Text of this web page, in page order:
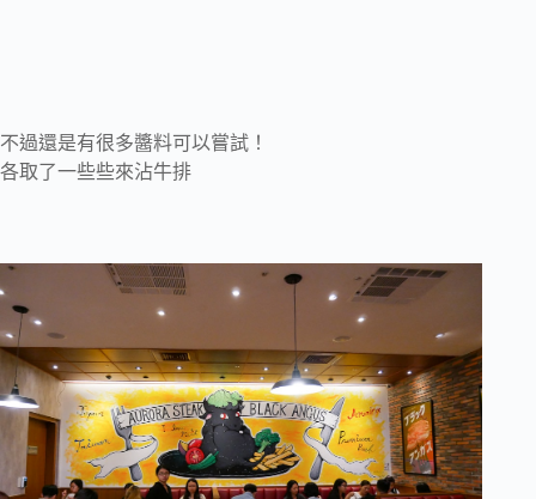
不過還是有很多醬料可以嘗試！
各取了一些些來沾牛排